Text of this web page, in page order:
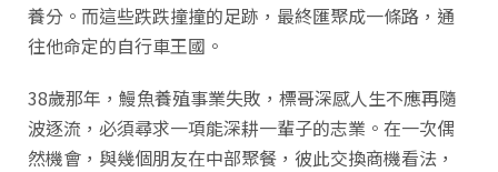
養分。而這些跌跌撞撞的足跡，最終匯聚成一條路，通
往他命定的自行車王國。
38歲那年，鰻魚養殖事業失敗，標哥深感人生不應再隨
波逐流，必須尋求一項能深耕一輩子的志業。在一次偶
然機會，與幾個朋友在中部聚餐，彼此交換商機看法，